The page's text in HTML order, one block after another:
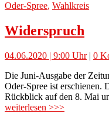
Oder-Spree, Wahlkreis
Widerspruch
04.06.2020 | 9:00 Uhr| 0
Die Juni-Ausgabe der
Oder-Spree ist erschienen.
Rückblick auf den 8. Mai
weiterlesen >>>